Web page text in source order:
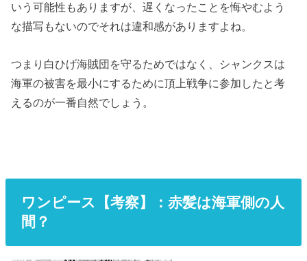
いう可能性もありますが、遅くなったことを悔やむよう
な描写もないのでそれは違和感がありますよね。
つまり白ひげ海賊団を守るためではなく、シャンクスは
海軍の被害を最小にするために頂上戦争に参加したと考
えるのが一番自然でしょう。
ワンピース【考察】：赤髪は海軍側の人
間？